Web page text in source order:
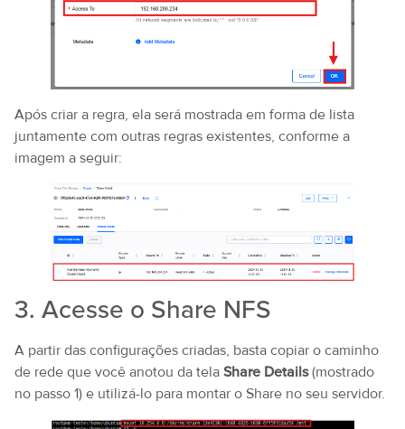
Após criar a regra, ela será mostrada em forma de lista
juntamente com outras regras existentes, conforme a
imagem a seguir:
3. Acesse o Share NFS
A partir das configurações criadas, basta copiar o caminho
de rede que você anotou da tela Share Details(mostrado
no passo 1) e utilizá-lo para montar o Share no seu servidor.